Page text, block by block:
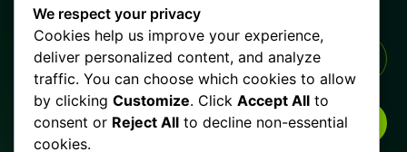
Pretplatite se na naše novosti !
PRETPLATI SE
We respect your privacy
Cookies help us improve your experience,
deliver personalized content, and analyze
traffic. You can choose which cookies to allow
by clicking Customize. Click Accept All to
consent or Reject All to decline non-essential
cookies.